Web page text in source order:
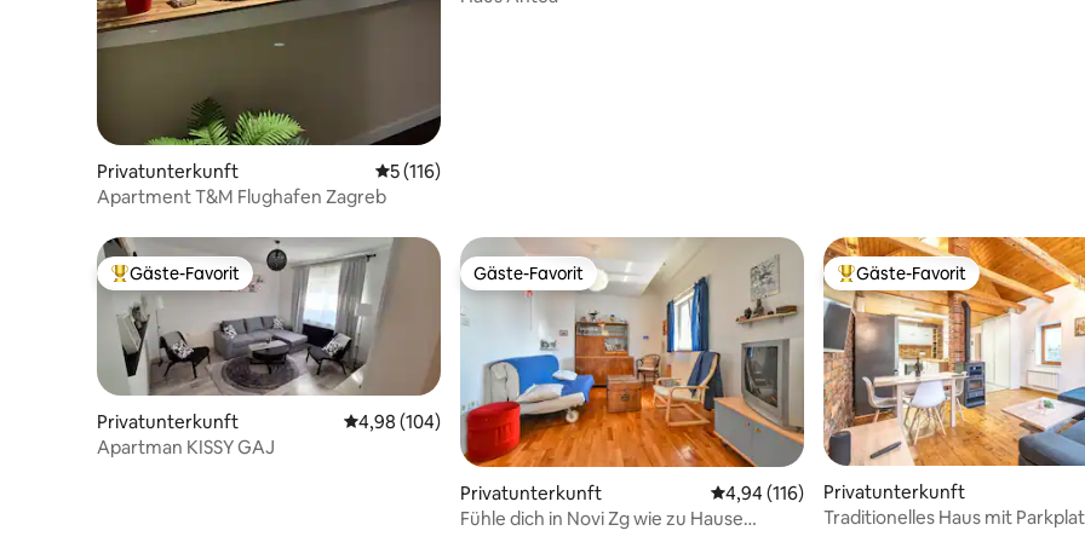
Privatunterkunft Durchschnittliche Bewertung: 5 von 5, 116 Bewertungen
5 (116)
Apartment T&M Flughafen Zagreb
Beliebter Gäste-Favorit.
Gäste-Favorit
Privatunterkunft Durchschnittliche Bewertung: 4,98 von 5, 104 Bewertungen
4,98 (104)
Apartman KISSY GAJ
Gäste-Favorit
Gäste-Favorit
Privatunterkunft Durchschnittliche Bewertung: 4,94 von 5,
4,94 (116)
Fühle dich in Novi Zg wie zu Hause
Beliebter Gäste-Favorit.
Gäste-Favorit
Privatunterkunft
Traditionelles Haus mit